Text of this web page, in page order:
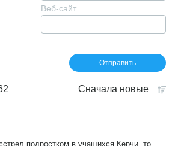
Веб-сайт
Сначала новые
подростком в учащихся Керчи, то